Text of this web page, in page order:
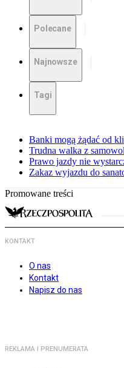
Polecane
Najnowsze
Tagi
Banki mogą żądać od
Trudna walka z
Prawo jazdy nie
Zakaz wyjazdu do
Promowane treści
KONTAKT
O nas
Kontakt
Napisz do nas
REKLAMA I PRENUMERATA